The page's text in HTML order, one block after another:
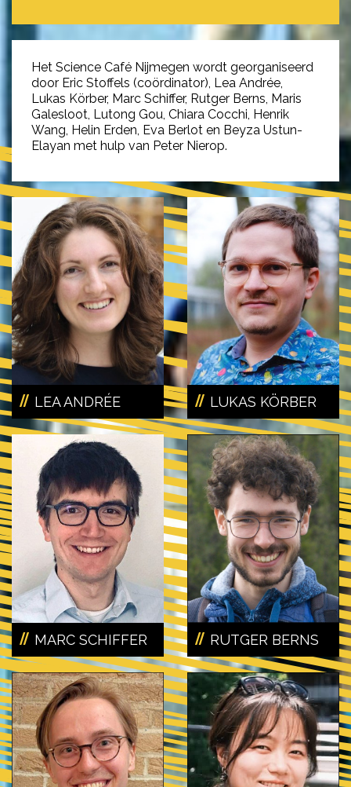
Het Science Café Nijmegen wordt georganiseerd
door Eric Stoffels (coördinator), Lea Andrée,
Lukas Körber, Marc Schiffer, Rutger Berns, Maris
Galesloot, Lutong Gou, Chiara Cocchi, Henrik
Wang, Helin Erden, Eva Berlot en Beyza Ustun-
Elayan met hulp van Peter Nierop.
LEA ANDRÉE LUKAS KÖRBER
MARC SCHIFFER RUTGER BERNS